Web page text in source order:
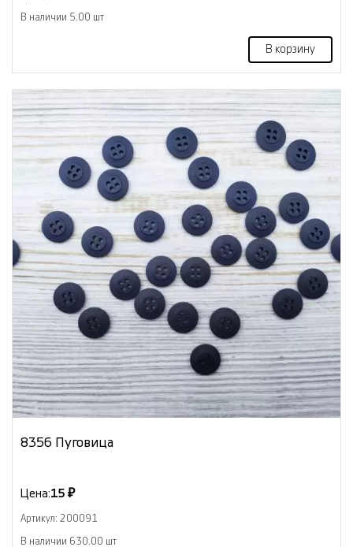
В наличии 5.00 шт
В корзину
8356 Пуговица
Цена:15 ₽
Артикул: 200091
В наличии 630.00 шт